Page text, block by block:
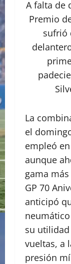
A falta de
Premio
sufrió
La
el
empleó
aunque
gama más
GP 70
anticipó
su
vueltas, a
presión